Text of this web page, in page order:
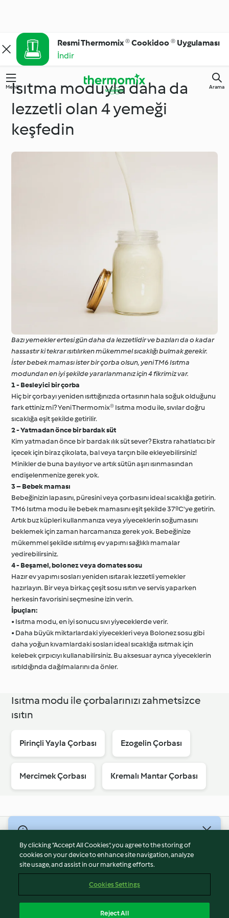
Resmi Thermomix ® Cookidoo ® Uygulaması
İndir
Menü Arama
Isıtma moduyla daha da
lezzetli olan 4 yemeği
keşfedin
Bazı yemekler ertesi gün daha da lezzetlidir ve bazıları da o kadar
hassastır ki tekrar ısıtılırken mükemmel sıcaklığı bulmak gerekir.
İster bebek maması ister bir çorba olsun, yeni TM6 Isıtma
modundan en iyi şekilde yararlanmanız için 4 fikrimiz var.
1 - Besleyici bir çorba
Hiç bir çorbayı yeniden ısıttığınızda ortasının hala soğuk olduğunu
fark ettiniz mi? Yeni Thermomix® Isıtma modu ile, sıvılar doğru
sıcaklığa eşit şekilde getirilir.
2 - Yatmadan önce bir bardak süt
Kim yatmadan önce bir bardak ılık süt sever? Ekstra rahatlatıcı bir
içecek için biraz çikolata, bal veya tarçın bile ekleyebilirsiniz!
Minikler de buna bayılıyor ve artık sütün aşırı ısınmasından
endişelenmenize gerek yok.
3 – Bebek maması
Bebeğinizin lapasını, püresini veya çorbasını ideal sıcaklığa getirin.
TM6 Isıtma modu ile bebek mamasını eşit şekilde 37ºC'ye getirin.
Artık buz küpleri kullanmanıza veya yiyeceklerin soğumasını
beklemek için zaman harcamanıza gerek yok. Bebeğinize
mükemmel şekilde ısıtılmış ev yapımı sağlıklı mamalar
yedirebilirsiniz.
4 - Beşamel, bolonez veya domates sosu
Hazır ev yapımı sosları yeniden ısıtarak lezzetli yemekler
hazırlayın. Bir veya birkaç çeşit sosu ısıtın ve servis yaparken
herkesin favorisini seçmesine izin verin.
İpuçları:
• Isıtma modu, en iyi sonucu sıvı yiyeceklerde verir.
• Daha büyük miktarlardaki yiyecekleri veya Bolonez sosu gibi
daha yoğun kıvamlardaki sosları ideal sıcaklığa ısıtmak için
kelebek çırpıcıyı kullanabilirsiniz. Bu aksesuar ayrıca yiyeceklerin
ısıtıldığında dağılmalarını da önler.
Isıtma modu ile çorbalarınızı zahmetsizce
ısıtın
Pirinçli Yayla Çorbası Ezogelin Çorbası
Mercimek Çorbası Kremalı Mantar Çorbası
Hizmet Koşulları
Gizlilik Politikası
Firma Bilgileri
By clicking “Accept All Cookies”, you agree to the storing of
cookies on your device to enhance site navigation, analyze
site usage, and assist in our marketing efforts.
Cookies Settings
Reject All